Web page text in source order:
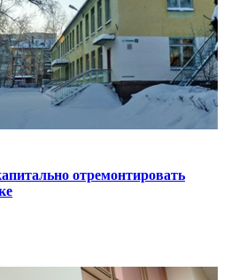
отремонтировать